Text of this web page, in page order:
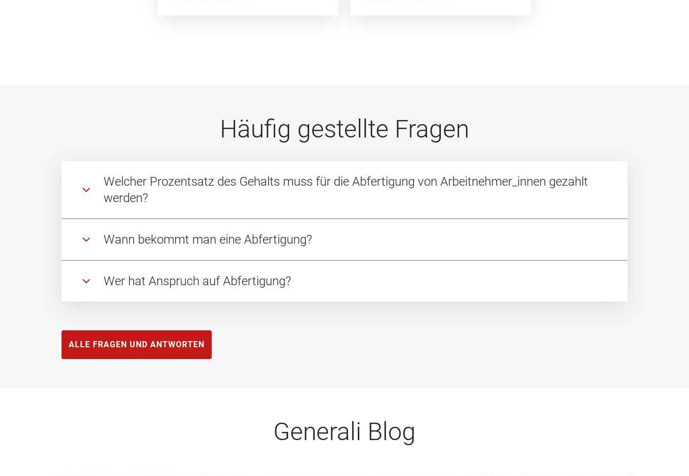
Häufig gestellte Fragen
Welcher Prozentsatz des Gehalts muss für die Abfertigung von Arbeitnehmer_innen gezahlt
werden?
Wann bekommt man eine Abfertigung?
Wer hat Anspruch auf Abfertigung?
ALLE FRAGEN UND ANTWORTEN
Generali Blog